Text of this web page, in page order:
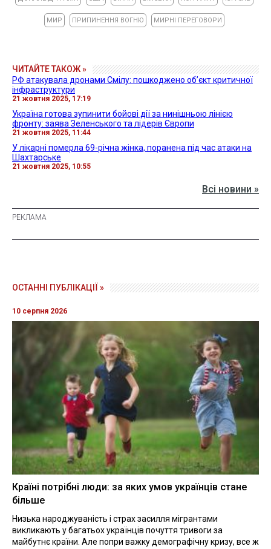
МИР ПРИПИНЕННЯ ВОГНЮ МИРНІ ПЕРЕГОВОРИ
ЧИТАЙТЕ ТАКОЖ »
РФ атакувала дронами Смілу: пошкоджено об’єкт критичної
інфраструктури
21 жовтня 2025, 17:19
Україна готова зупинити бойові дії за нинішньою лінією
фронту: заява Зеленського та лідерів Європи
21 жовтня 2025, 11:44
У лікарні померла 69-річна жінка, поранена під час атаки на
Шахтарське
21 жовтня 2025, 10:55
Всі новини »
ОСТАННІ ПУБЛІКАЦІЇ »
10 серпня 2026
Країні потрібні люди: за яких умов українців стане
більше
Низька народжуваність і страх засилля мігрантами
викликають у багатьох українців почуття тривоги за
майбутнє країни. Але попри важку демографічну кризу, все ж